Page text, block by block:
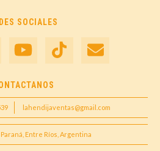
SOCIALES
lahendijaventas@gmail.com
Entre Ríos, Argentina